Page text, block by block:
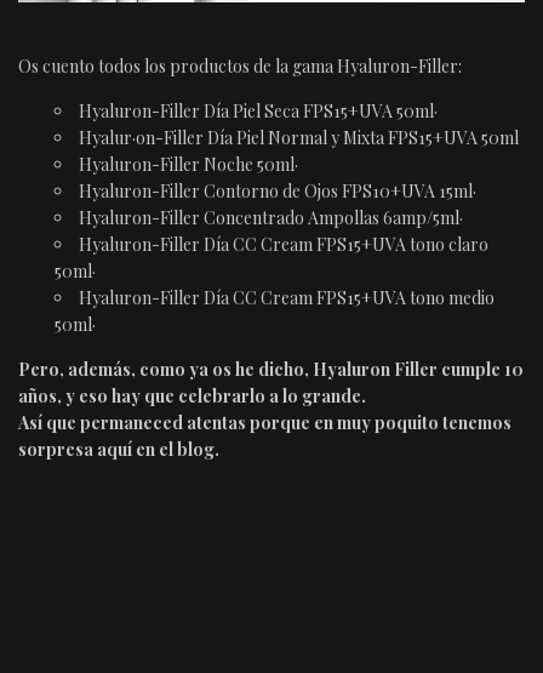
Os cuento todos los productos de la gama Hyaluron-Filler:
Hyaluron-Filler Día Piel Seca FPS15+UVA 50ml·
Hyalur·on-Filler Día Piel Normal y Mixta FPS15+UVA 50ml
Hyaluron-Filler Noche 50ml·
Hyaluron-Filler Contorno de Ojos FPS10+UVA 15ml·
Hyaluron-Filler Concentrado Ampollas 6amp/5ml·
Hyaluron-Filler Día CC Cream FPS15+UVA tono claro
50ml·
Hyaluron-Filler Día CC Cream FPS15+UVA tono medio
50ml·
Pero, además, como ya os he dicho, Hyaluron Filler cumple 10
años, y eso hay que celebrarlo a lo grande.
Así que permaneced atentas porque en muy poquito tenemos
sorpresa aquí en el blog.